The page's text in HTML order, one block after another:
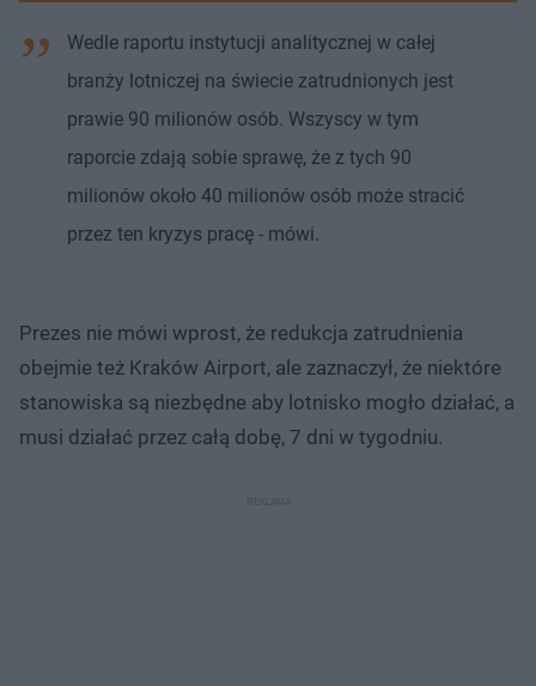
Wedle raportu instytucji analitycznej w całej
branży lotniczej na świecie zatrudnionych jest
prawie 90 milionów osób. Wszyscy w tym
raporcie zdają sobie sprawę, że z tych 90
milionów około 40 milionów osób może stracić
przez ten kryzys pracę - mówi.
Prezes nie mówi wprost, że redukcja zatrudnienia
obejmie też Kraków Airport, ale zaznaczył, że niektóre
stanowiska są niezbędne aby lotnisko mogło działać, a
musi działać przez całą dobę, 7 dni w tygodniu.